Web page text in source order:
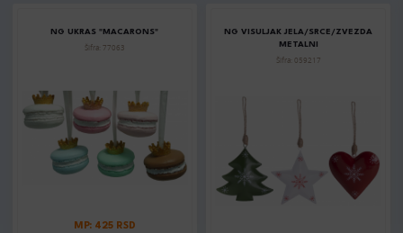
NG UKRAS "MACARONS"
Šifra: 77063
MP: 425 RSD
NG VISULJAK JELA/SRCE/ZVEZDA
METALNI
Šifra: 059217